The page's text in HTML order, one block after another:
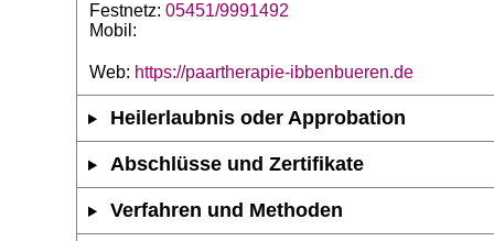
Festnetz: 05451/9991492
Mobil:
Web: https://paartherapie-ibbenbueren.de
Heilerlaubnis oder Approbation
Abschlüsse und Zertifikate
Verfahren und Methoden